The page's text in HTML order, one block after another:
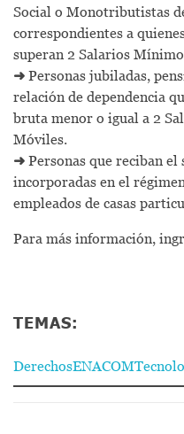
Social o Monotributistas
correspondientes a
superan 2 Salarios
➜ Personas jubiladas,
relación de dependencia
bruta menor o igual a 2
Móviles.
➜ Personas que reciban el
incorporadas en el
empleados de casas
Para más información,
TEMAS:
DerechosENACOM